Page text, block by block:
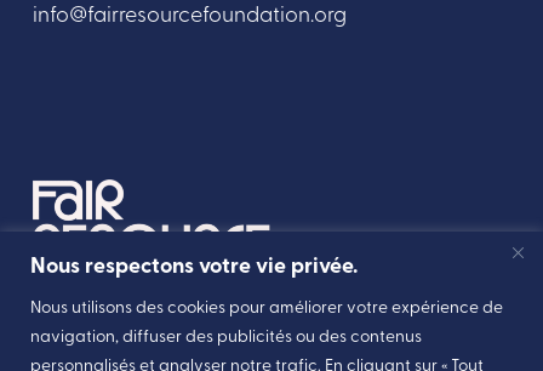
Nous respectons votre vie privée.
Nous utilisons des cookies pour améliorer votre expérience de
navigation, diffuser des publicités ou des contenus
personnalisés et analyser notre trafic. En cliquant sur « Tout
info@fairresourcefoundation.org